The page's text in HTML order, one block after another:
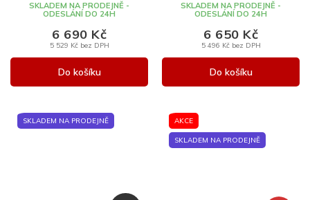
SKLADEM NA PRODEJNĚ -
ODESLÁNÍ DO 24H
5 529 Kč bez DPH
6 690 Kč
Do košíku
SKLADEM NA PRODEJNĚ -
ODESLÁNÍ DO 24H
5 496 Kč bez DPH
6 650 Kč
Do košíku
SKLADEM NA PRODEJNĚ AKCE
SKLADEM NA PRODEJNĚ